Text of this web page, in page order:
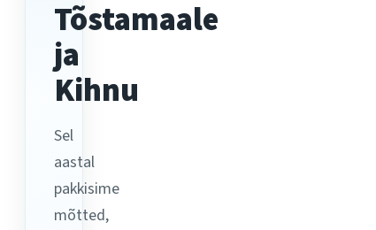
Tõstamaale
ja
Kihnu
Sel
aastal
pakkisime
mõtted,